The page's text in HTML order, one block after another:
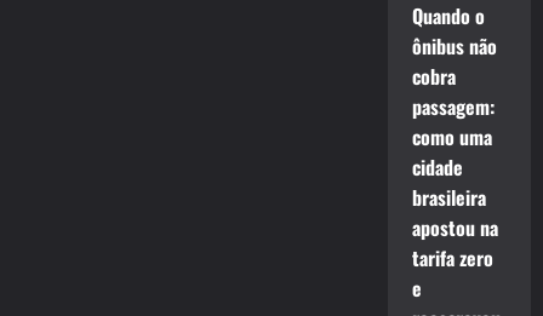
Quando o
ônibus não
cobra
passagem:
como uma
cidade
brasileira
apostou na
tarifa zero
e